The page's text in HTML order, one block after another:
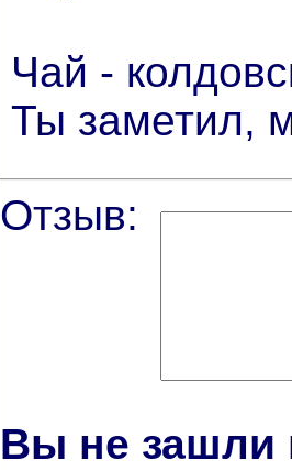
Чай -
Ты заметил,
Отзыв:
Вы не зашли